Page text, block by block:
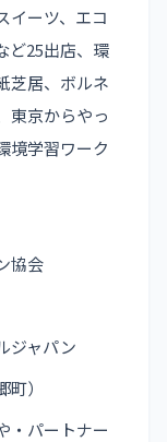
イーツ、エコ
ど25出店、環
芝居、ボルネ
東京からやっ
境学習ワーク
協会
ジャパン
）
・パートナー